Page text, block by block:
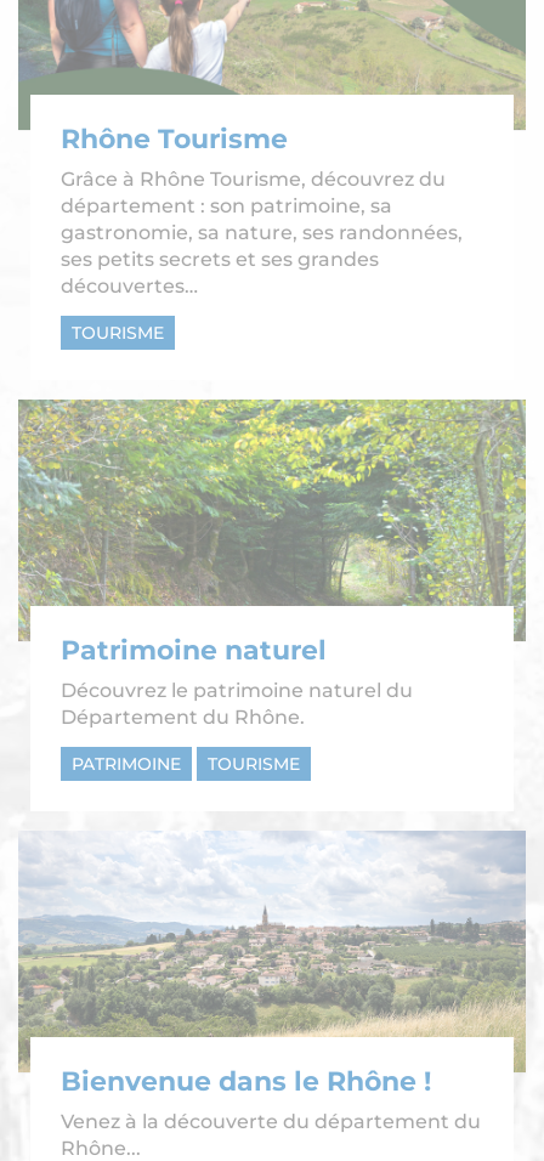
Rhône Tourisme
Grâce à Rhône Tourisme, découvrez du
département : son patrimoine, sa
gastronomie, sa nature, ses randonnées,
ses petits secrets et ses grandes
découvertes…
TOURISME
Patrimoine naturel
Découvrez le patrimoine naturel du
Département du Rhône.
PATRIMOINE TOURISME
Bienvenue dans le Rhône !
Venez à la découverte du département du
Rhône...